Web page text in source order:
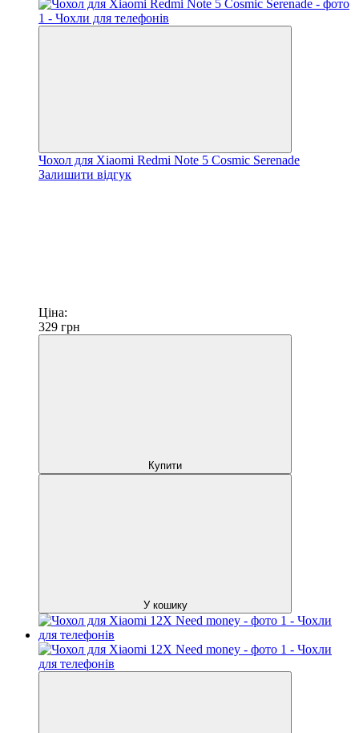
Чохол для Xiaomi Redmi Note 5 Cosmic Serenade
Залишити відгук
Ціна:
329 грн
Купити
У кошику